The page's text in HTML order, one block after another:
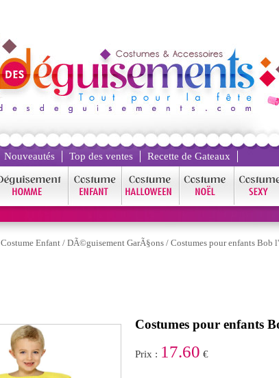
Nouveautés Top des ventes Recette de Gateaux
Costume Enfant / DÃ©guisement GarÃ§ons / Costumes pour enfants Bob
Costumes pour enfants
Prix : 17.60 €